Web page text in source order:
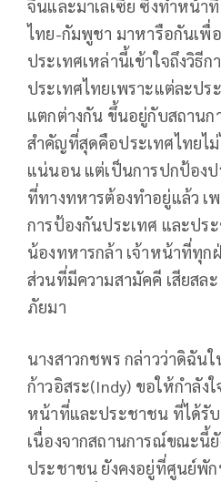
จีนและมาเลเซีย ซึ่งทำหน้า
ไทย-กัมพูชา มาหารือกันเพื่
ประเทศเหล่านี้เข้าใจถึงวิธีก
ประเทศไทยเพราะแต่ละปร
แตกต่างกัน ขึ้นอยู่กับสถานก
สำคัญที่สุดคือประเทศไทยไ
แน่นอน แต่เป็นการปกป้อง
ที่ทางทหารต้องทำอยู่แล้ว
การป้องกันประเทศ และป
น้องทหารกล้า เจ้าหน้าที่ทุ
ส่วนที่มีความสามัคคี เสียสล
ภัยมา
นางสาวกชพร กล่าวว่าดิฉัน
ก้าวอิสระ(Indy) ขอให้กำลัง
หน้าที่และประชาชน ที่ได้รั
เนื่องจากสถานการณ์ขณะนี้
ประชาชน ยังคงอยู่ที่ศูนย์พั